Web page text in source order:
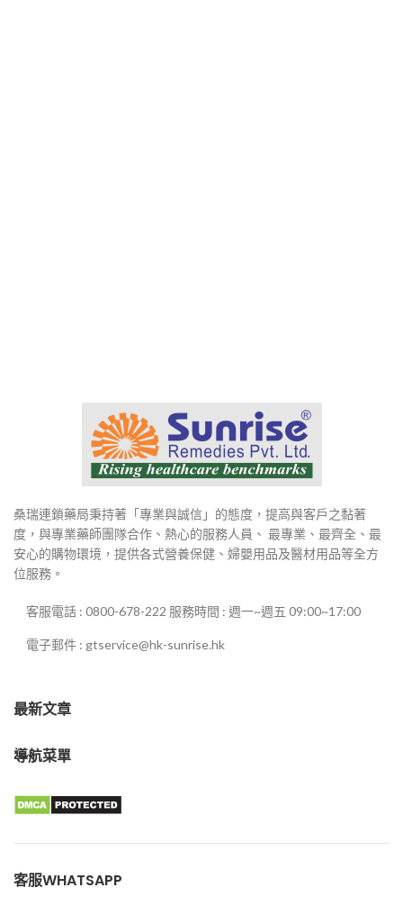
桑瑞連鎖藥局秉持著「專業與誠信」的態度，提高與客戶之黏著
度，與專業藥師團隊合作、熱心的服務人員、 最專業、最齊全、最
安心的購物環境，提供各式營養保健、婦嬰用品及醫材用品等全方
位服務。
客服電話 : 0800-678-222 服務時間 : 週一~週五 09:00~17:00
電子郵件 : gtservice@hk-sunrise.hk
最新文章
導航菜單
客服WHATSAPP